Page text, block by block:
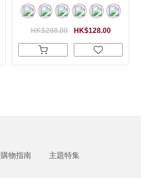
HK$128.00
HK$288.00
購物指南
主題特集